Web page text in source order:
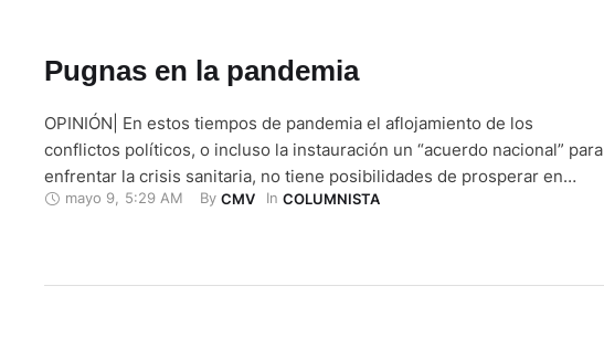
Pugnas en la pandemia
OPINIÓN| En estos tiempos de pandemia el aflojamiento de los
conflictos políticos, o incluso la instauración un “acuerdo nacional” para
enfrentar la crisis sanitaria, no tiene posibilidades de prosperar en
Ecuador; más vale desde el Gobierno, y desde sectores de la oposición
mayo 9 5:29 AM By CMV In COLUMNISTA